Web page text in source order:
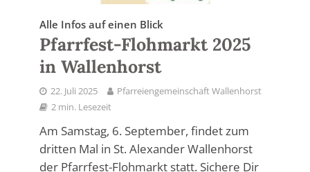
Alle Infos auf einen Blick
Pfarrfest-Flohmarkt 2025
in Wallenhorst
22. Juli 2025
Pfarreiengemeinschaft Wallenhorst
2 min. Lesezeit
Am Samstag, 6. September, findet zum
dritten Mal in St. Alexander Wallenhorst
der Pfarrfest-Flohmarkt statt. Sichere Dir